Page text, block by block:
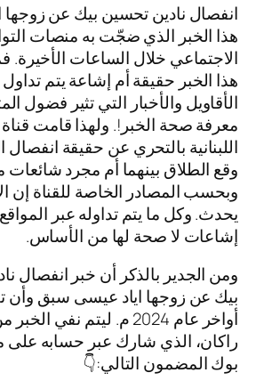
انفصال نادين تحسين بيك عن زوجها
هذا الخبر الذي ضجّت به منصات
الاجتماعي خلال الساعات الأخيرة.
هذا الخبر حقيقة أم إشاعة يتم
الأقاويل والأخبار التي تثير فضول
معرفة صحة الخبر!. ولهذا قامت قناة
اللبنانية بالتحري عن حقيقة انفصال
وقع الطلاق بينهما أم مجرد شائعات
وبحسب المصادر الخاصة للقناة إن
يحدث. وكل ما يتم تداوله عبر
إشاعات لا صحة لها من الأساس.
ومن الجدير بالذكر أن خبر انفصال
بيك عن زوجها اياد عيسى سبق وأن
أواخر عام 2024 م. ليتم نفي
راكان، الذي شارك عبر حسابه
بوك المضمون التالي:👇